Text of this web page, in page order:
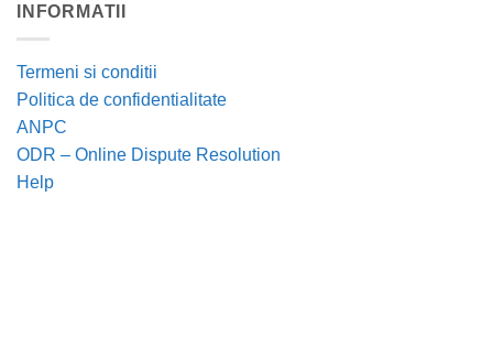
INFORMATII
Termeni si conditii
Politica de confidentialitate
ANPC
ODR – Online Dispute Resolution
Help